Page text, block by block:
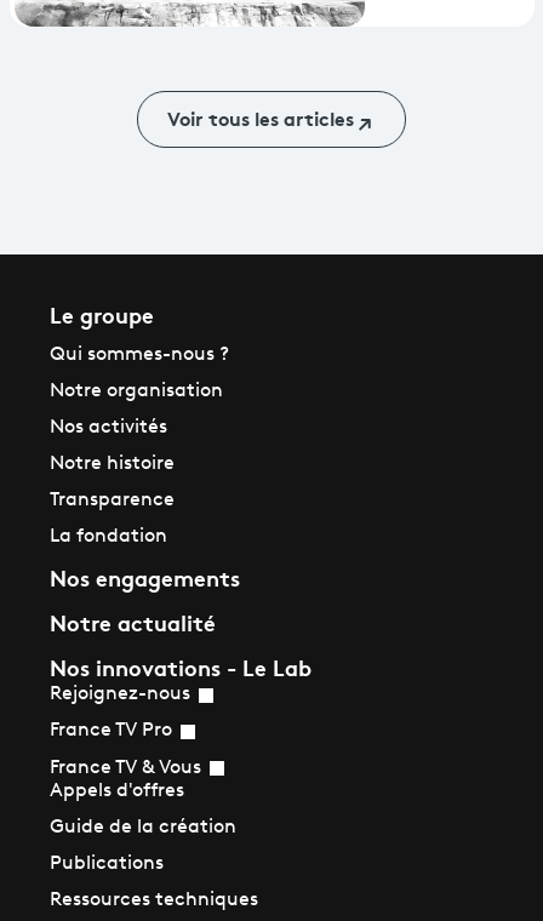
Apple Vision Pro
Voir tous les articles
Le groupe
Qui sommes-nous ?
Notre organisation
Nos activités
Notre histoire
Transparence
La fondation
Nos engagements
Notre actualité
Nos innovations - Le Lab
Rejoignez-nous
France TV Pro
France TV & Vous
Appels d'offres
Guide de la création
Publications
Ressources techniques